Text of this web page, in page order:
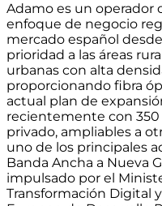
Adamo es un operador
enfoque de negocio
mercado español
prioridad a las áreas
urbanas con alta
proporcionando fibra
actual plan de
recientemente con
privado, ampliables a
uno de los principales
Banda Ancha a Nueva
impulsado por el
Transformación Digital